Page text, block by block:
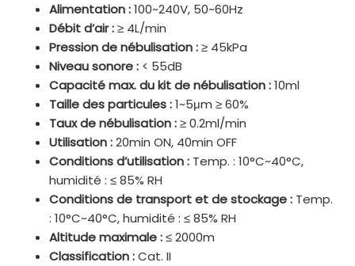
Alimentation :100~240V, 50~60Hz
Débit d’air :≥ 4L/min
Pression de nébulisation :≥ 45kPa
Niveau sonore : < 55dB
Capacité max. du kit de nébulisation :10ml
Taille des particules :1~5μm ≥ 60%
Taux de nébulisation :≥ 0.2ml/min
Utilisation :20min ON, 40min OFF
Conditions d’utilisation : Temp. : 10°C~40°C,
humidité : ≤ 85% RH
Conditions de transport et de stockage : Temp.
: 10°C~40°C, humidité : ≤ 85% RH
Altitude maximale :≤ 2000m
Classification :Cat. II